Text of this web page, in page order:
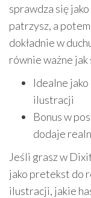
sprawdza się
patrzysz, a
dokładnie w
równie ważne jak
Idealne
ilustracji
Bonus w
dodaje
Jeśli grasz w
jako pretekst do
ilustracji, jakie